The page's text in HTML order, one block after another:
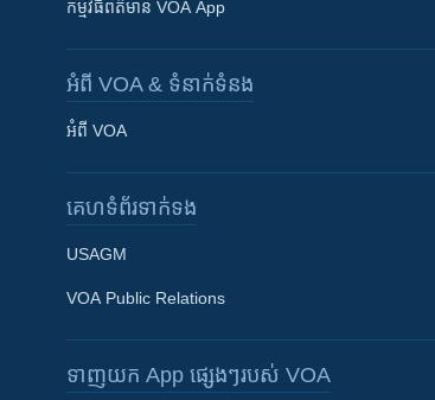
Khmer English
កម្មវិធី​ព័ត៌មាន VOA App
អំពី​ VOA & ទំនាក់ទំនង
អំពី​ VOA
គេហទំព័រ​​ទាក់ទង
USAGM
VOA Public Relations
ទាញយក​ App ផ្សេងៗ​របស់​ VOA